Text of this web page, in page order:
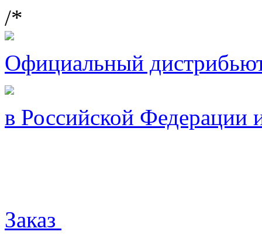
/*
Официальный
в Российской Федерации
Заказ